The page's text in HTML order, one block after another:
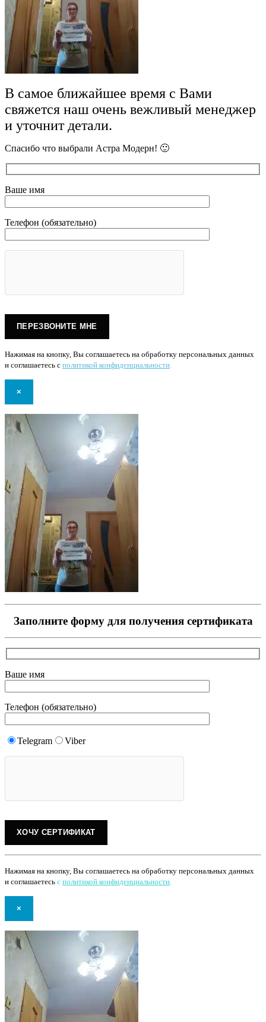
В самое ближайшее время с Вами
свяжется наш очень вежливый менеджер
и уточнит детали.
Спасибо что выбрали Астра Модерн! 🙂
Ваше имя
Телефон (обязательно)
Нажимая на кнопку, Вы соглашаетесь на обработку персональных данных
и соглашаетесь с политикой конфиденциальности.
×
Заполните форму для получения сертификата
Ваше имя
Телефон (обязательно)
Telegram Viber
Нажимая на кнопку, Вы соглашаетесь на обработку персональных данных
и соглашаетесь с политикой конфиденциальности
×